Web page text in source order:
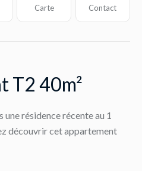
Carte Contact
T2 40m²
une résidence récente au 1
découvrir cet appartement